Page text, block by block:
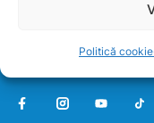
Politică